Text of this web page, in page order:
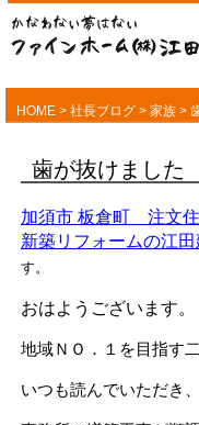
HOME > 社長ブログ > 家族 >
歯が抜けました
加須市 板倉町 注文
新築リフォームの江
す。
おはようございます。
地域ＮＯ．１を目指す
いつも読んでいただき